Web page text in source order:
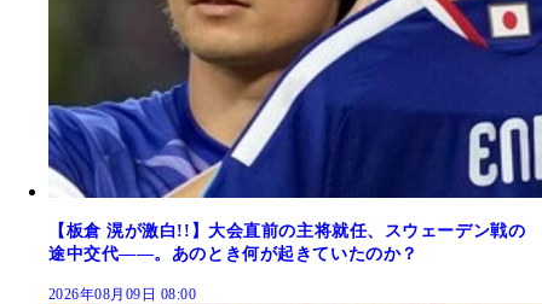
【板倉 滉が激白!!】大会直前の主将就任、スウェーデン戦の
途中交代――。あのとき何が起きていたのか？
2026年08月09日 08:00